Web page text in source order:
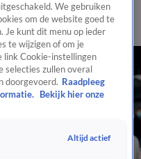
Tip de redactiePanelVideo's
We gebruiken
om de website goed te
Je kunt dit menu op ieder
te wijzigen of om je
link Cookie-instellingen
selecties zullen overal
doorgevoerd. Raadpleeg
Bekijk hier onze
Altijd actief